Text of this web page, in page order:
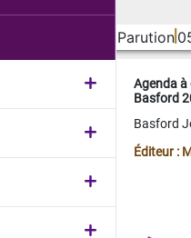
Parution
Agenda
Basford
Basford
Éditeur :